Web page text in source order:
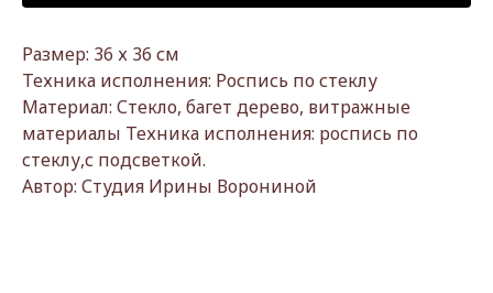
Размер: 36 х 36 см
Техника исполнения: Роспись по стеклу
Материал: Стекло, багет дерево, витражные
материалы Техника исполнения: роспись по
стеклу,с подсветкой.
Автор: Студия Ирины Ворониной